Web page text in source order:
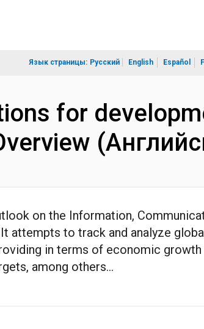
Язык страницы: Русский English Español
for
on the Information,
attempts to track and analyze
in terms of economic
among others...